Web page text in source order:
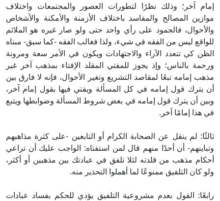
إمام آخر؛ وذلك نظرًا لتطورات العصور والمجتمعات واختلاف
موازين المصالح والمفاسد باختلاف الأزمنة والأمكنة والأشخاص
والأحوال، فالجمود على رأي واحد حتى ولو صار غيره هو الملائم
للواقع ليس من الفقه في شيء، ولذا فغالب الفقه -كما سبق- مبناه
الظن كي تتعدد الآراء والاجتهادات ويكون في الأمر سعة ومرونة
ورحمة بالناس؛ وإذ يجوز للمفتي المقلد الإفتاء بمذهب آخر غير
مذهب إمامه تبعًا لمقاصد التشريع وتغير الأحوال، فإنه لا فارق بين
أن يترك قول إمامه في كل المسألة ويفتي فيها بقول إمام آخر،
وبين أن يترك قول إمامه في بعض شروط المسألة وضوابطها ويتبع
في هذا إمامًا آخر.
ثالثًا: لم ينقل عن الصحابة الكرام أو التابعين -على كثرة مذاهبهم
وتباينهم- أن أحدًا منهم قال لمن استفتاه: الواجب عليك أن تراعي
أحكام مذهب من قلدته لئلا تلفق في عبادتك بين مذهبين أو أكثر،
ولو كان التلفيق ممنوعًا لما أهملوا التحذير منه.
رابعًا: القول بعدم مشروعية التلفيق يؤدي للحكم بفساد عبادات